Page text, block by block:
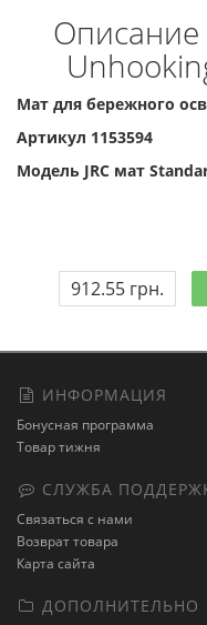
Описание
Мат для бережного
Артикул 1153594
Модель JRC мат
912.55 грн.
ИНФОРМАЦИЯ
Бонусная программа
Товар тижня
СЛУЖБА
Связаться с нами
Возврат товара
Карта сайта
ДОПОЛНИТЕЛЬНО